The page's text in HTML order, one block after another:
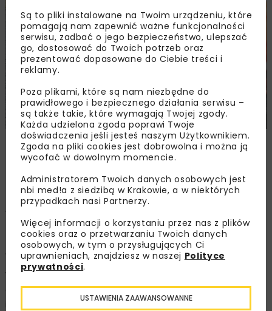
fot. ORLEN Asfalt Sp. z o.o.
Które rynki zagraniczne wydają
się dziś najbardziej
perspektywiczne pod względem
sprzedaży asfaltów?
W Grupie ORLEN asfalt jest produkowany w sześciu
ośrodkach produkcyjnych, tj. w Płocku, Trzebini
i w Gdańsku, Pardubicach i Litvinovie w Czechach
Są to pliki instalowane na Twoim urządzeniu, które
pomagają nam zapewnić ważne funkcjonalności
serwisu, zadbać o jego bezpieczeństwo, ulepszać
go, dostosować do Twoich potrzeb oraz
prezentować dopasowane do Ciebie treści i
reklamy.
Poza plikami, które są nam niezbędne do
prawidłowego i bezpiecznego działania serwisu –
są także takie, które wymagają Twojej zgody.
Każda udzielona zgoda poprawi Twoje
doświadczenia jeśli jesteś naszym Użytkownikiem.
Zgoda na pliki cookies jest dobrowolna i można ją
wycofać w dowolnym momencie.
Administratorem Twoich danych osobowych jest
nbi med!a z siedzibą w Krakowie, a w niektórych
przypadkach nasi Partnerzy.
Więcej informacji o korzystaniu przez nas z plików
cookies oraz o przetwarzaniu Twoich danych
osobowych, w tym o przysługujących Ci
uprawnieniach, znajdziesz w naszej Polityce
prywatności.
USTAWIENIA ZAAWANSOWANNE